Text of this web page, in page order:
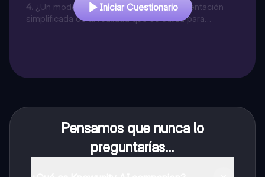
necesidades ilimitadas?
4. ¿Un modelo económico es una representación
simplificada de la realidad que se utiliza para
Iniciar Cuestionario
Pensamos que nunca lo
preguntarías...